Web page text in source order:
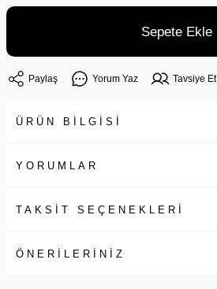
Sepete Ekle
Paylaş Yorum Yaz Tavsiye Et
ÜRÜN BİLGİSİ
YORUMLAR
TAKSİT SEÇENEKLERİ
ÖNERİLERİNİZ